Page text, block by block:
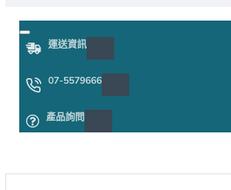
運送資訊
07-5579666
產品詢問